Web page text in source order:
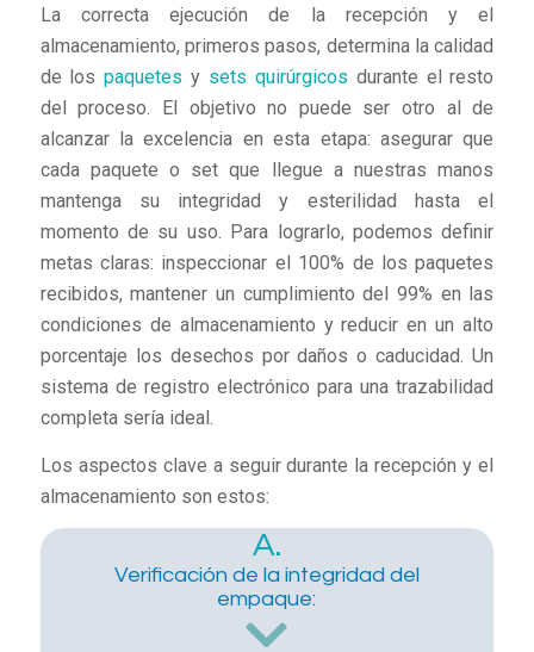
La correcta ejecución de la recepción y el
almacenamiento, primeros pasos, determina la calidad
de lospaquetes y sets quirúrgicos durante el resto
del proceso. El objetivo no puede ser otro al de
alcanzar la excelencia en esta etapa: asegurar que
cada paquete o set que llegue a nuestras manos
mantenga su integridad y esterilidad hasta el
momento de su uso. Para lograrlo, podemos definir
metas claras: inspeccionar el 100% de los paquetes
recibidos, mantener un cumplimiento del 99% en las
condiciones de almacenamiento y reducir en un alto
porcentaje los desechos por daños o caducidad. Un
sistema de registro electrónico para una trazabilidad
completa sería ideal.
Los aspectos clave a seguir durante la recepción y el
almacenamiento son estos:
A.
Verificación de la integridad del
empaque: